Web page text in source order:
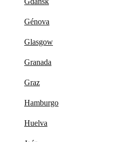
Génova
Glasgow
Granada
Graz
Hamburgo
Huelva